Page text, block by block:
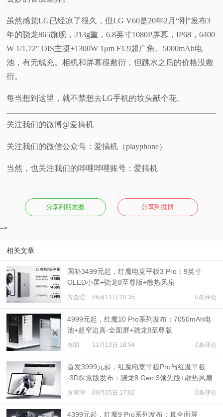
虽然感觉LG已经凉了很久，但LG V60是20年2月“刚”发布3
年的骁龙865旗舰，213g重，6.8英寸1080P屏幕，IP68，6400
W 1/1.72" OIS主摄+1300W 1μm F1.9超广角。5000mAh电
池，有无线充。相机和屏幕很敷衍，但跳水之后的价格没敷
衍。
每当想到这里，就不禁想去LG手机的坟头献个花。
关注我们的微博@爱搞机
关注我们的微信公众号：爱搞机（playphone）
当然，也关注我们的哔哩哔哩账号：爱搞机
分享到朋友圈 分享到微博
-->
相关文章
国补3499元起，红魔电竞平板3 Pro：9英寸
OLED小屏+骁龙8至尊版+散热风扇
方查理 06月11日 20:35 0条评论
4999元起，红魔10 Pro系列发布：7050mAh电
池+超窄边真·全面屏+骁龙8至尊版
布朗 11月13日 18:54 0条评论
首发3999元起，红魔电竞平板Pro与红魔平板
·3D探索版发布：骁龙8 Gen 3领先版+散热风扇
方查理 09月05日 17:02 0条评论
4399元起，红魔9 Pro系列发布：真全面屏